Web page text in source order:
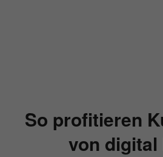
So profitieren
von digital